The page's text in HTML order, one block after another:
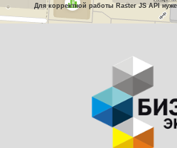
Для корректной работы Raster JS API